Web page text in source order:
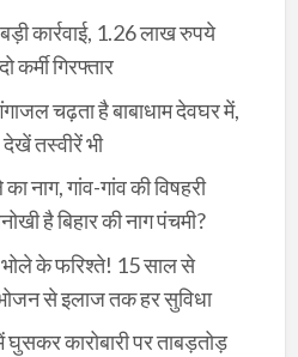
कार्रवाई, 1.26 लाख रुपये
गिरफ्तार
चढ़ता है बाबाधाम देवघर में,
देखें तस्वीरें भी
नाग, गांव-गांव की विषहरी
है बिहार की नाग पंचमी?
भोले के फरिश्ते! 15 साल से
से इलाज तक हर सुविधा
कारोबारी पर ताबड़तोड़